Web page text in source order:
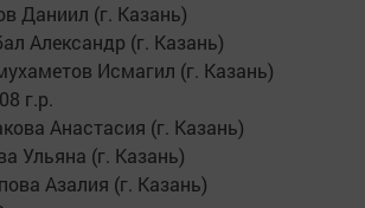
Даниил (г. Казань)
Александр (г. Казань)
Исмагил (г. Казань)
г.р.
Анастасия (г. Казань)
Ульяна (г. Казань)
Азалия (г. Казань)